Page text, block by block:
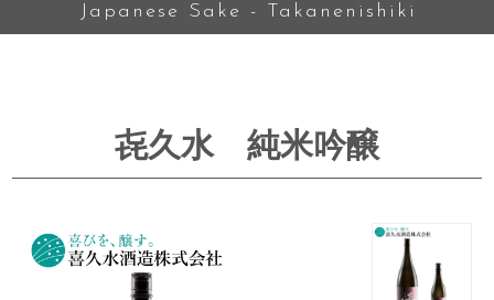
Japanese Sake - Takanenishiki
㐂久水 純米吟醸